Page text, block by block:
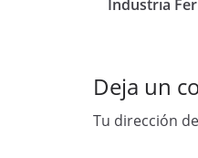
Industria
Deja un
Tu dirección